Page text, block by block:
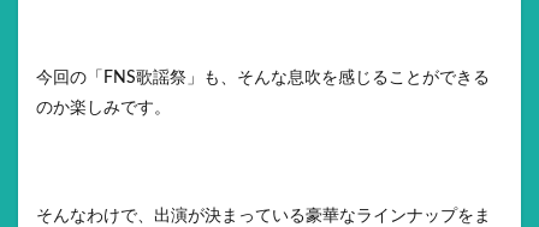
今回の「FNS歌謡祭」も、そんな息吹を感じることができる
のか楽しみです。
そんなわけで、出演が決まっている豪華なラインナップをま